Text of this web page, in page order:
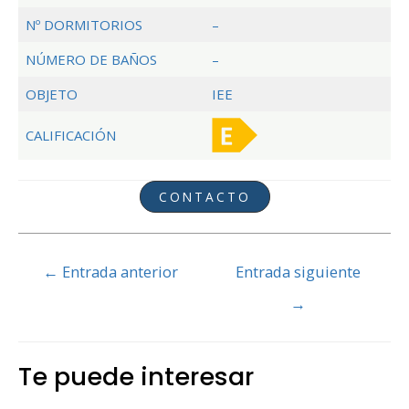
Nº DORMITORIOS
–
NÚMERO DE BAÑOS
–
OBJETO
IEE
CALIFICACIÓN
CONTACTO
Navegación
← Entrada anterior
Entrada siguiente
→
Te puede interesar